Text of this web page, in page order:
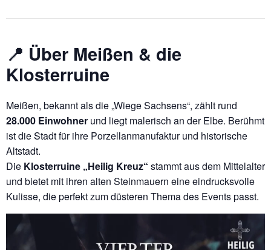
📍 Über Meißen & die
Klosterruine
Meißen, bekannt als die „Wiege Sachsens“, zählt rund
28.000 Einwohner und liegt malerisch an der Elbe. Berühmt
ist die Stadt für ihre Porzellanmanufaktur und historische
Altstadt.
Die Klosterruine „Heilig Kreuz“ stammt aus dem Mittelalter
und bietet mit ihren alten Steinmauern eine eindrucksvolle
Kulisse, die perfekt zum düsteren Thema des Events passt.